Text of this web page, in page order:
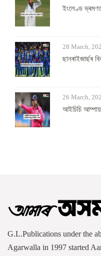
ইংলেণ্ড ভ্ৰমণত
28 March,
ছানৰাইজাৰ্ছৰ
26 March,
আইচিচি
G.L.Publications under the
Agarwalla in 1997 started